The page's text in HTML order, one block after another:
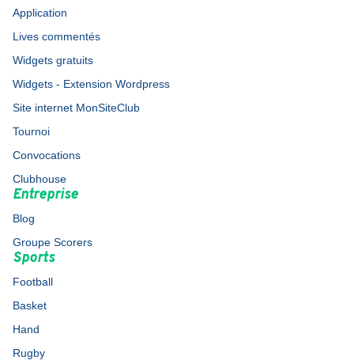
Application
Lives commentés
Widgets gratuits
Widgets - Extension Wordpress
Site internet MonSiteClub
Tournoi
Convocations
Clubhouse
Entreprise
Blog
Groupe Scorers
Sports
Football
Basket
Hand
Rugby